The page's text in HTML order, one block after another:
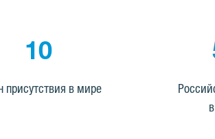
10
присутствия в мире